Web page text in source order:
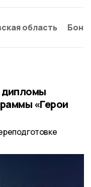
область
дипломы
«Герои